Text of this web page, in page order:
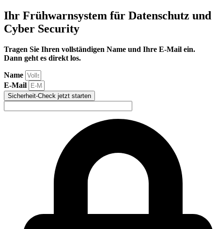
Ihr Frühwarnsystem für Datenschutz und
Cyber Security
Tragen Sie Ihren vollständigen Name und Ihre E-Mail ein.
Dann geht es direkt los.
Name
E-Mail
Sicherheit-Check jetzt starten